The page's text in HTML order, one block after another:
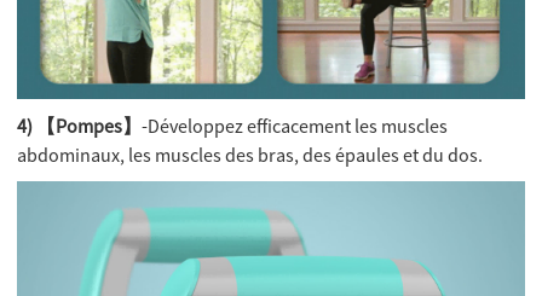
4) 【Pompes】-Développez efficacement les muscles
abdominaux, les muscles des bras, des épaules et du dos.